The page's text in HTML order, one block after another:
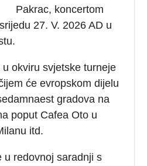
Pakrac, koncertom
27. V. 2026 AD u
okviru svjetske turneje
će evropskom dijelu
gradova na
poput Cafea Oto u
itd.
u redovnoj saradnji s